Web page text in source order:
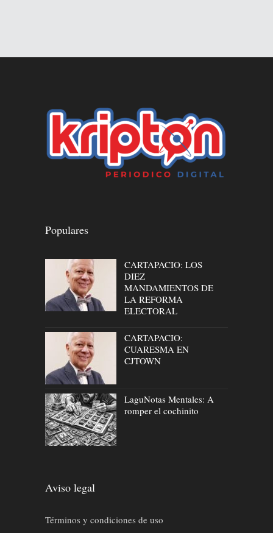
Populares
CARTAPACIO: LOS
DIEZ
MANDAMIENTOS DE
LA REFORMA
ELECTORAL
CARTAPACIO:
CUARESMA EN
CJTOWN
LaguNotas Mentales: A
romper el cochinito
Aviso legal
Términos y condiciones de uso